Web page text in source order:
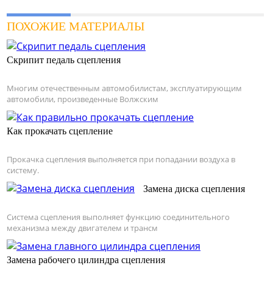
ПОХОЖИЕ МАТЕРИАЛЫ
Скрипит педаль сцепления
Многим отечественным автомобилистам, эксплуатирующим
автомобили, произведенные Волжским
Как прокачать сцепление
Прокачка сцепления выполняется при попадании воздуха в
систему.
Замена диска сцепления
Система сцепления выполняет функцию соединительного
механизма между двигателем и трансм
Замена рабочего цилиндра сцепления